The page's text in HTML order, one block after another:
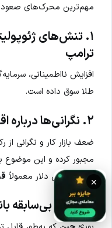
مهم‌ترین محرک‌های صعود
۱. تنش‌های
ترامپ
افزایش نااطمینانی‌،
طلا سوق داده است.
۲. نگرانی‌ها درباره اقتصاد آمریکا
ضعف بازار کار و نگرانی از
مجبور کرده و این
کاهش ارزش دلار معمولاً
۳. خرید بی‌سابقه بانک‌های مرکزی
×